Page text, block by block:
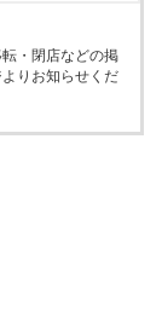
・閉店などの掲
りお知らせくだ